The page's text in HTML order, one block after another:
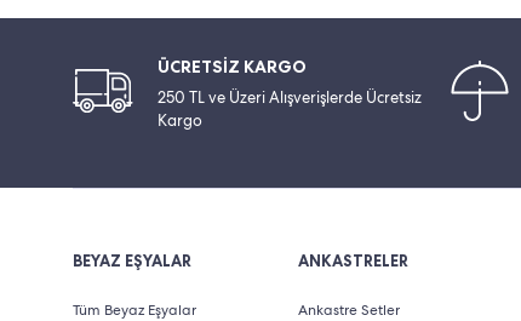
ÜCRETSİZ KARGO
250 TL ve Üzeri Alışverişlerde Ücretsiz
Kargo
BEYAZ EŞYALAR
Tüm Beyaz Eşyalar
ANKASTRELER
Ankastre Setler